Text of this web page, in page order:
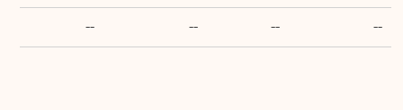
--
--
--
--